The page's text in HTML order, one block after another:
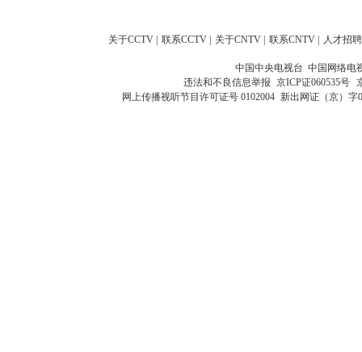
关于CCTV 联系CCTV 关于CNTV 联系CNTV 人才招聘
中国中央电视台 中国网络电
违法和不良信息举报 京ICP证060535号
网上传播视听节目许可证号 0102004 新出网证（京）